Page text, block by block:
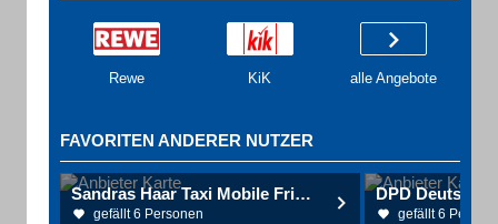
Rewe KiK alle Angebote
FAVORITEN ANDERER NUTZER
Sandras Haar Taxi Mobile Friseurmeisterin
gefällt 6 Personen gefällt 6